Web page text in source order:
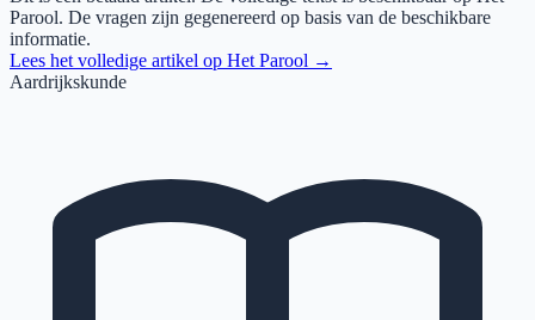
Parool. De vragen zijn gegenereerd op basis van de beschikbare
informatie.
Lees het volledige artikel op Het Parool →
Aardrijkskunde